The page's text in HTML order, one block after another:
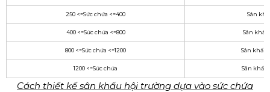
250 <=Sức chứa <=400 Sân
400 <=Sức chứa <=800 Sân
800 <=Sức chứa <=1200 Sân khấu:
1200 <=Sức chứa Sân khấu:
Cách thiết kế sân khấu hội trường dựa vào sức chứa